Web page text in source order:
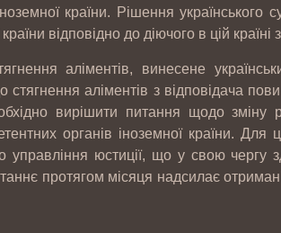
країни. Рішення українського
відповідно до діючого в цій країні
аліментів, винесене
аліментів з відповідача
вирішити питання щодо зміну
органів іноземної країни. Для
управління юстиції, що у свою чергу
протягом місяця надсилає